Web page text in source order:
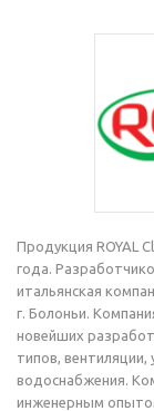
Продукция ROYAL
года.
итальянская
г. Болоньи.
новейших
типов, вентиляции,
водоснабжения.
инженерным